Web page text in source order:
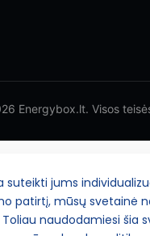
Energybox.lt. Visos
suteikti jums
patirtį, mūsų svetainė
Toliau naudodamiesi šia